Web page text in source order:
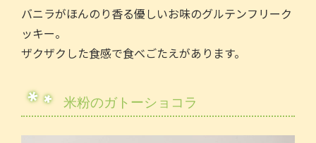
バニラがほんのり香る優しいお味のグルテンフリーク
ッキー。
ザクザクした食感で食べごたえがあります。
米粉のガトーショコラ